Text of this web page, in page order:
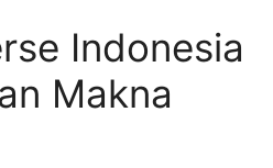
Indonesia
Makna